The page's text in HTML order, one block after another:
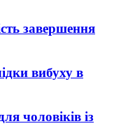
завершення
вибуху в
чоловіків із